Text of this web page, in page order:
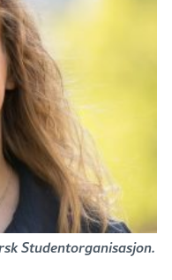
Studentorganisasjon.